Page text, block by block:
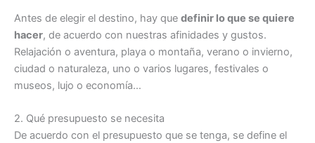
Antes de elegir el destino, hay que definir lo que se quiere
hacer, de acuerdo con nuestras afinidades y gustos.
Relajación o aventura, playa o montaña, verano o invierno,
ciudad o naturaleza, uno o varios lugares, festivales o
museos, lujo o economía…
2. Qué presupuesto se necesita
De acuerdo con el presupuesto que se tenga, se define el